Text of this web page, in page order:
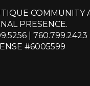
COMMUNITY
PRESENCE.
760.799.2423
#6005599